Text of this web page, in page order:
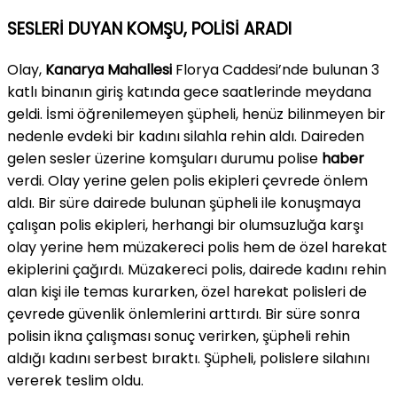
SESLERİ DUYAN KOMŞU, POLİSİ ARADI
Olay, Kanarya Mahallesi Florya Caddesi’nde bulunan 3
katlı binanın giriş katında gece saatlerinde meydana
geldi. İsmi öğrenilemeyen şüpheli, henüz bilinmeyen bir
nedenle evdeki bir kadını silahla rehin aldı. Daireden
gelen sesler üzerine komşuları durumu polise haber
verdi. Olay yerine gelen polis ekipleri çevrede önlem
aldı. Bir süre dairede bulunan şüpheli ile konuşmaya
çalışan polis ekipleri, herhangi bir olumsuzluğa karşı
olay yerine hem müzakereci polis hem de özel harekat
ekiplerini çağırdı. Müzakereci polis, dairede kadını rehin
alan kişi ile temas kurarken, özel harekat polisleri de
çevrede güvenlik önlemlerini arttırdı. Bir süre sonra
polisin ikna çalışması sonuç verirken, şüpheli rehin
aldığı kadını serbest bıraktı. Şüpheli, polislere silahını
vererek teslim oldu.